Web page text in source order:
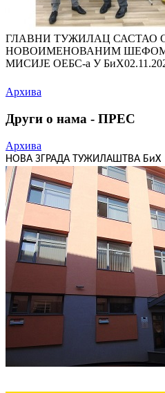
ГЛАВНИ ТУЖИЛАЦ САСТАО
НОВОИМЕНОВАНИМ
МИСИЈЕ ОЕБС-а У БиХ
Архива
Други о нама - ПРЕС
Архива
НОВА ЗГРАДА ТУЖИЛАШТВА БиХ